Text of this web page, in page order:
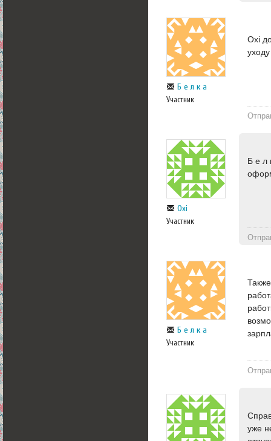
Б е л к а
Участник
Oxi
Oxi
Участник
Б е л
Б е л к а
Участник
уже